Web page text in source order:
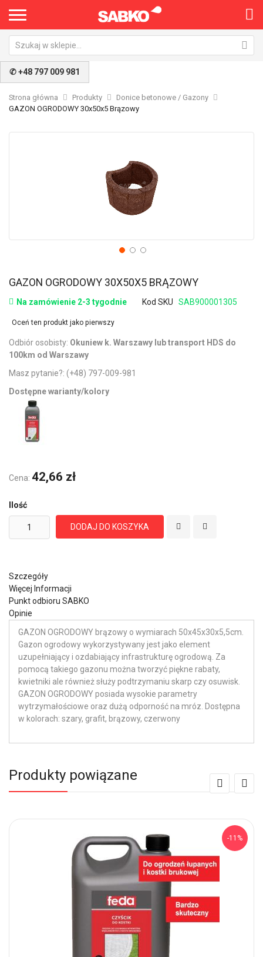
✆ +48 797 009 981
Strona główna Produkty
Donice betonowe / Gazony
GAZON OGRODOWY 30x50x5 Brązowy
GAZON OGRODOWY 30X50X5 BRĄZOWY
Na zamówienie 2-3 tygodnie Kod SKU SAB900001305
Oceń ten produkt jako pierwszy
Odbiór osobisty: Okuniew k. Warszawy lub transport HDS do
100km od Warszawy
Masz pytanie?: (+48) 797-009-981
Dostępne warianty/kolory
Cena: 42,66 zł
Ilość
DODAJ DO KOSZYKA
Szczegóły
Więcej Informacji
Punkt odbioru SABKO
Opinie
GAZON OGRODOWY brązowy o wymiarach 50x45x30x5,5cm.
Gazon ogrodowy wykorzystywany jest jako element
uzupełniający i ozdabiający infrastrukturę ogrodową. Za
pomocą takiego gazonu można tworzyć piękne rabaty,
kwietniki ale również służy podtrzymaniu skarp czy osuwisk.
GAZON OGRODOWY posiada wysokie parametry
wytrzymałościowe oraz dużą odporność na mróz. Dostępna
w kolorach: szary, grafit, brązowy, czerwony
Produkty powiązane
-11%
Nie pokazuj ponownie